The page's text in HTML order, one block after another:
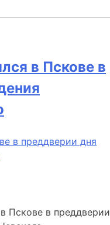
в Пскове в
в преддверии дня
Пскове в преддверии